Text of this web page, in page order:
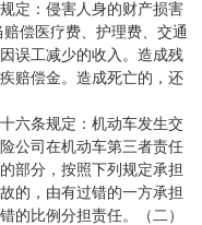
定：侵害人身的财产损害
偿医疗费、护理费、交通
误工减少的收入。造成残
赔偿金。造成死亡的，还
六条规定：机动车发生交
公司在机动车第三者责任
部分，按照下列规定承担
的，由有过错的一方承担
的比例分担责任。（二）